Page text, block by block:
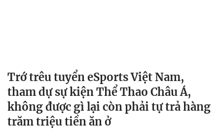
Trớ trêu tuyển eSports Việt Nam,
tham dự sự kiện Thể Thao Châu Á,
không được gì lại còn phải tự trả hàng
trăm triệu tiền ăn ở